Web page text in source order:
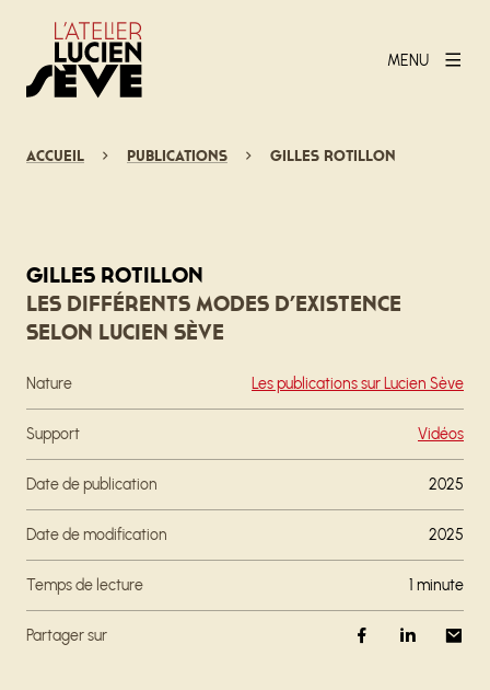
MENU
Accueil Publications Gilles Rotillon
Gilles Rotillon
Les différents modes d’existence
selon Lucien Sève
Nature Les publications sur Lucien Sève
Support Vidéos
Date de publication 2025
Date de modification 2025
Temps de lecture 1 minute
Partager sur